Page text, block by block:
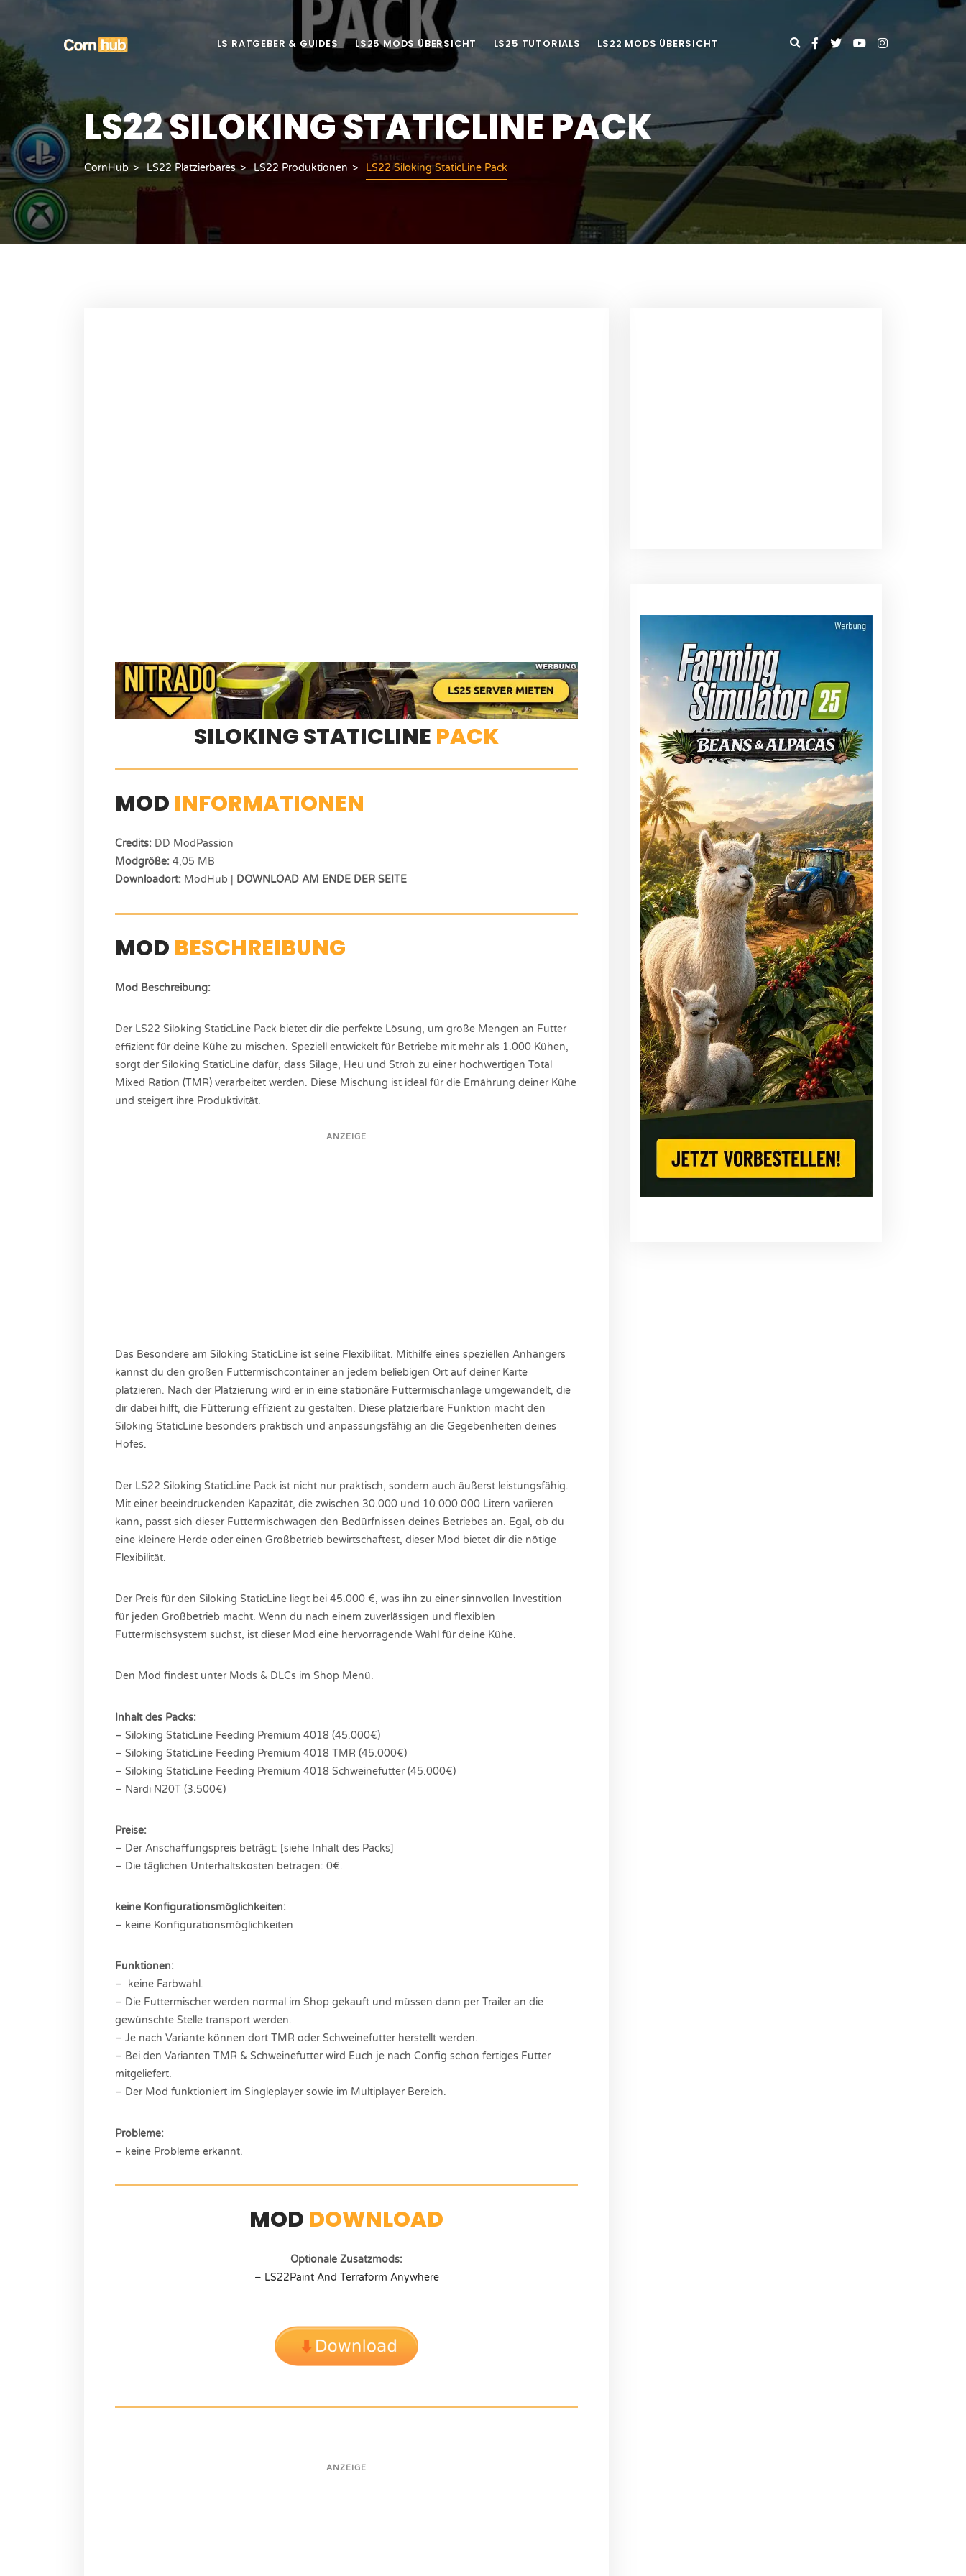
LS RATGEBER & GUIDES LS25 MODS ÜBERSICHT LS25 TUTORIALS LS22 MODS ÜBERSICHT
LS22 SILOKING STATICLINE PACK
CornHub LS22 Platzierbares LS22 Produktionen LS22 Siloking StaticLine Pack
SILOKING STATICLINE PACK
MOD INFORMATIONEN
Credits: DD ModPassion
Modgröße: 4,05 MB
Downloadort: ModHub | DOWNLOAD AM ENDE DER SEITE
MOD BESCHREIBUNG
Mod Beschreibung:
Der LS22 Siloking StaticLine Pack bietet dir die perfekte Lösung, um große Mengen an Futter
effizient für deine Kühe zu mischen. Speziell entwickelt für Betriebe mit mehr als 1.000 Kühen,
sorgt der Siloking StaticLine dafür, dass Silage, Heu und Stroh zu einer hochwertigen Total
Mixed Ration (TMR) verarbeitet werden. Diese Mischung ist ideal für die Ernährung deiner Kühe
und steigert ihre Produktivität.
ANZEIGE
Das Besondere am Siloking StaticLine ist seine Flexibilität. Mithilfe eines speziellen Anhängers
kannst du den großen Futtermischcontainer an jedem beliebigen Ort auf deiner Karte
platzieren. Nach der Platzierung wird er in eine stationäre Futtermischanlage umgewandelt, die
dir dabei hilft, die Fütterung effizient zu gestalten. Diese platzierbare Funktion macht den
Siloking StaticLine besonders praktisch und anpassungsfähig an die Gegebenheiten deines
Hofes.
Der LS22 Siloking StaticLine Pack ist nicht nur praktisch, sondern auch äußerst leistungsfähig.
Mit einer beeindruckenden Kapazität, die zwischen 30.000 und 10.000.000 Litern variieren
kann, passt sich dieser Futtermischwagen den Bedürfnissen deines Betriebes an. Egal, ob du
eine kleinere Herde oder einen Großbetrieb bewirtschaftest, dieser Mod bietet dir die nötige
Flexibilität.
Der Preis für den Siloking StaticLine liegt bei 45.000 €, was ihn zu einer sinnvollen Investition
für jeden Großbetrieb macht. Wenn du nach einem zuverlässigen und flexiblen
Futtermischsystem suchst, ist dieser Mod eine hervorragende Wahl für deine Kühe.
Den Mod findest unter Mods & DLCs im Shop Menü.
Inhalt des Packs:
– Siloking StaticLine Feeding Premium 4018 (45.000€)
– Siloking StaticLine Feeding Premium 4018 TMR (45.000€)
– Siloking StaticLine Feeding Premium 4018 Schweinefutter (45.000€)
– Nardi N20T (3.500€)
Preise:
– Der Anschaffungspreis beträgt: [siehe Inhalt des Packs]
– Die täglichen Unterhaltskosten betragen: 0€.
keine Konfigurationsmöglichkeiten:
– keine Konfigurationsmöglichkeiten
Funktionen:
– keine Farbwahl.
– Die Futtermischer werden normal im Shop gekauft und müssen dann per Trailer an die
gewünschte Stelle transport werden.
– Je nach Variante können dort TMR oder Schweinefutter herstellt werden.
– Bei den Varianten TMR & Schweinefutter wird Euch je nach Config schon fertiges Futter
mitgeliefert.
– Der Mod funktioniert im Singleplayer sowie im Multiplayer Bereich.
Probleme:
– keine Probleme erkannt.
MOD DOWNLOAD
Optionale Zusatzmods:
– LS22Paint And Terraform Anywhere
ANZEIGE